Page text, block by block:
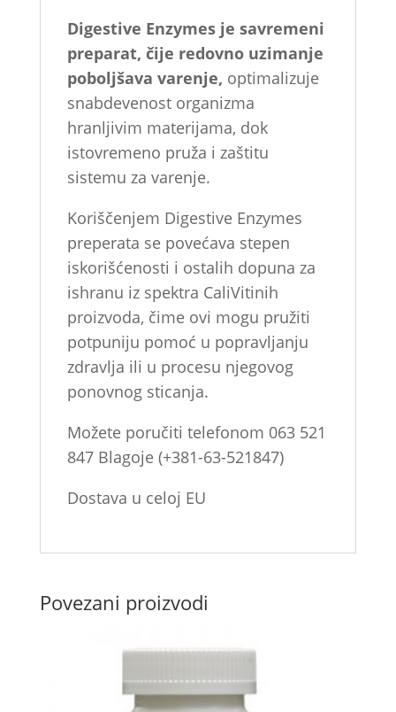
Digestive Enzymes je savremeni
preparat, čije redovno uzimanje
poboljšava varenje, optimalizuje
snabdevenost organizma
hranljivim materijama, dok
istovremeno pruža i zaštitu
sistemu za varenje.
Koriščenjem Digestive Enzymes
preperata se povećava stepen
iskorišćenosti i ostalih dopuna za
ishranu iz spektra CaliVitinih
proizvoda, čime ovi mogu pružiti
potpuniju pomoć u popravljanju
zdravlja ili u procesu njegovog
ponovnog sticanja.
Možete poručiti telefonom 063 521
847 Blagoje (+381-63-521847)
Dostava u celoj EU
Povezani proizvodi